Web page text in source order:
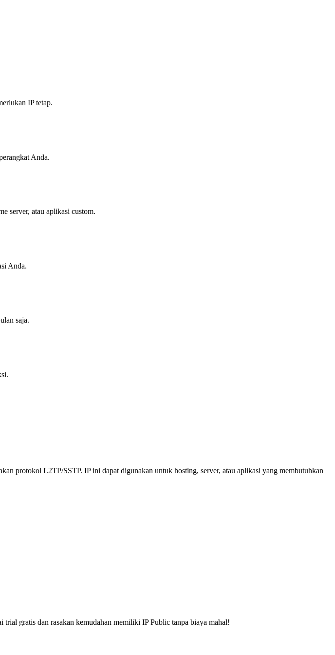
IP tetap.
Anda.
server, atau aplikasi custom.
Anda.
saja.
protokol L2TP/SSTP. IP ini dapat digunakan untuk hosting, server, atau aplikasi yang membutuhkan
gratis dan rasakan kemudahan memiliki IP Public tanpa biaya mahal!